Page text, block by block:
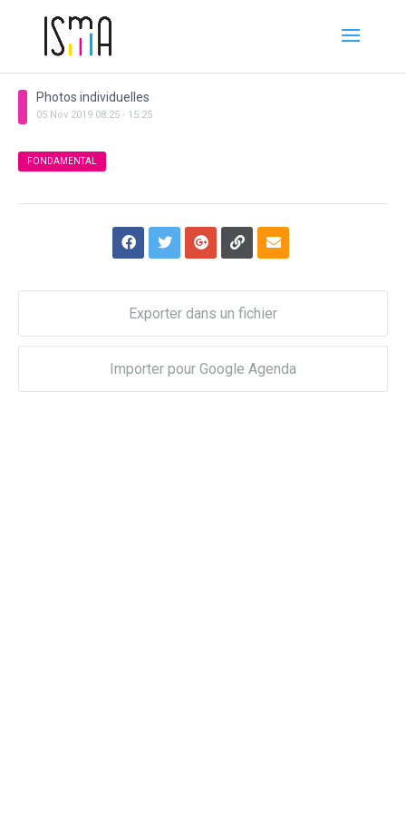
Photos individuelles
05 Nov 2019 08:25 - 15:25
FONDAMENTAL
Exporter dans un fichier
Importer pour Google Agenda